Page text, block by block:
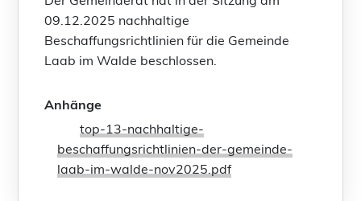
09.12.2025 nachhaltige
Beschaffungsrichtlinien für die Gemeinde
Laab im Walde beschlossen.
Anhänge
top-13-nachhaltige-
beschaffungsrichtlinien-der-gemeinde-
laab-im-walde-nov2025.pdf